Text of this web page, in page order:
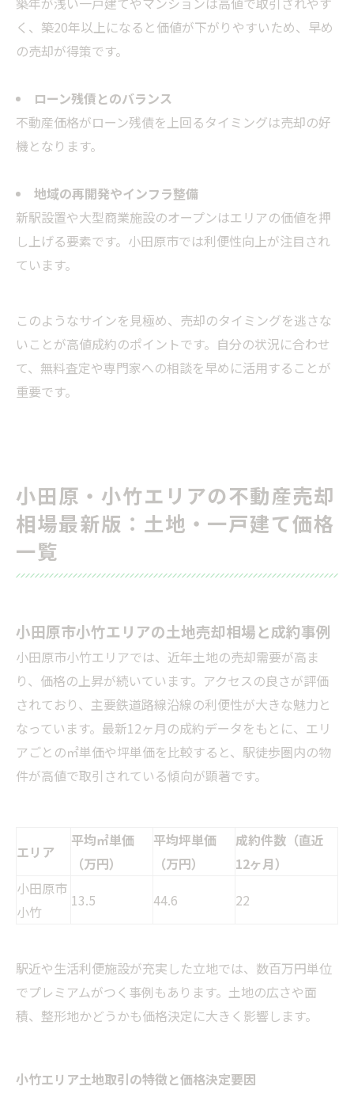
く、築20年以上になると価値が下がりやすいため、早め
の売却が得策です。
ローン残債とのバランス
不動産価格がローン残債を上回るタイミングは売却の好
機となります。
地域の再開発やインフラ整備
新駅設置や大型商業施設のオープンはエリアの価値を押
し上げる要素です。小田原市では利便性向上が注目され
ています。
このようなサインを見極め、売却のタイミングを逃さな
いことが高値成約のポイントです。自分の状況に合わせ
て、無料査定や専門家への相談を早めに活用することが
重要です。
小田原・小竹エリアの不動産売却
相場最新版：土地・一戸建て価格
一覧
小田原市小竹エリアの土地売却相場と成約事例
小田原市小竹エリアでは、近年土地の売却需要が高ま
り、価格の上昇が続いています。アクセスの良さが評価
されており、主要鉄道路線沿線の利便性が大きな魅力と
なっています。最新12ヶ月の成約データをもとに、エリ
アごとの㎡単価や坪単価を比較すると、駅徒歩圏内の物
件が高値で取引されている傾向が顕著です。
エリア
平均㎡単価
（万円）
平均坪単価
（万円）
成約件数（直近
12ヶ月）
小田原市
小竹
13.5 44.6 22
駅近や生活利便施設が充実した立地では、数百万円単位
でプレミアムがつく事例もあります。土地の広さや面
積、整形地かどうかも価格決定に大きく影響します。
小竹エリア土地取引の特徴と価格決定要因